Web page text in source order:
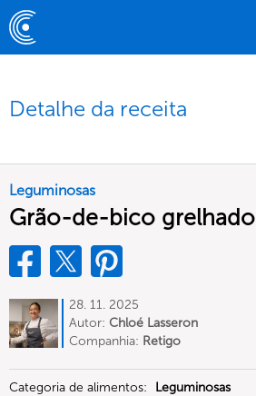
Detalhe da receita
Leguminosas
Grão-de-bico grelhado
28. 11. 2025
Autor: Chloé Lasseron
Companhia: Retigo
Categoria de alimentos: Leguminosas